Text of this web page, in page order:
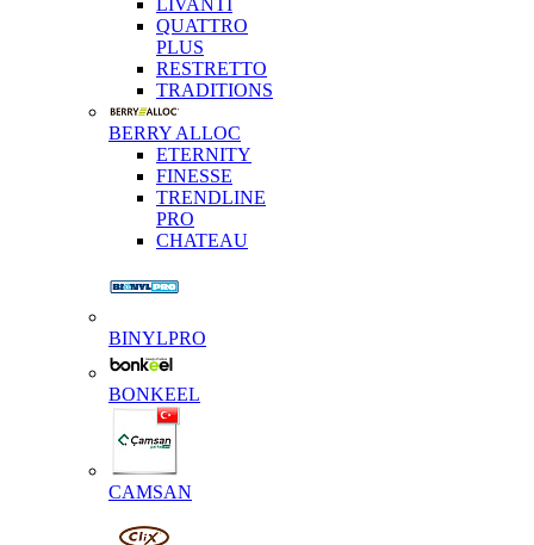
LIVANTI
QUATTRO
PLUS
RESTRETTO
TRADITIONS
BERRY ALLOC
ETERNITY
FINESSE
TRENDLINE
PRO
CHATEAU
BINYLPRO
BONKEEL
CAMSAN